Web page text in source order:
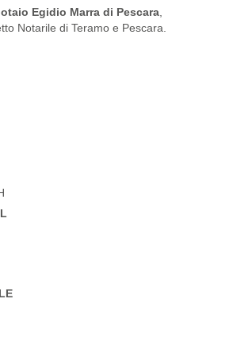
Egidio Marra di Pescara
Notarile di Teramo e Pescara.